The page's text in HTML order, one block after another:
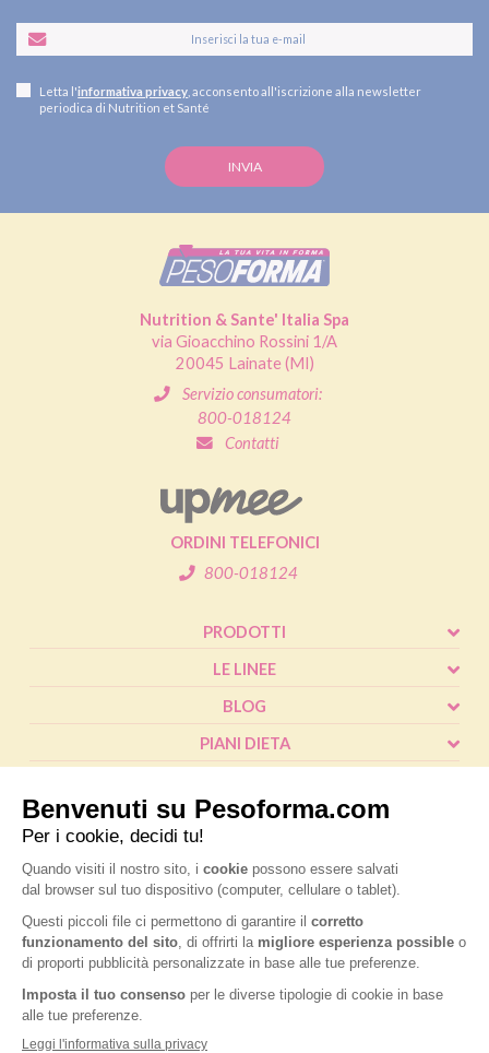
Letta l'informativa privacy , acconsento all'iscrizione alla newsletter
periodica di Nutrition et Santé
Nutrition & Sante' Italia Spa
via Gioacchino Rossini 1/A
20045 Lainate (MI)
Servizio consumatori:
800-018124
Contatti
ORDINI TELEFONICI
800-018124
PRODOTTI
LE LINEE
BLOG
PIANI DIETA
CALCOLO BMI
FAQ
® Pesoforma | Legal and privacy | Cookie policy | Accessibilità | P.IVA
IT02787970124 | Nutrition & Santé Italia S.p.A. a socio unico, soggetta a
direzione e coordinamento di Nardobel SAS | Made with passion by:Sdm